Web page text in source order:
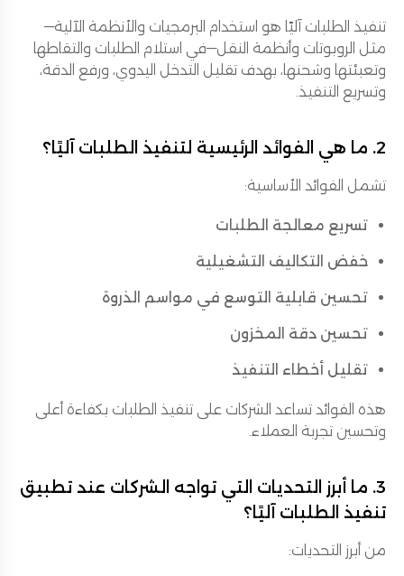
تنفيذ الطلبات آليًا هو استخدام البرمجيات والأنظمة الآلية—
مثل الروبوتات وأنظمة النقل—في استلام الطلبات والتقاطها
وتعبئتها وشحنها، بهدف تقليل التدخل اليدوي، ورفع الدقة،
وتسريع التنفيذ.
2. ما هي الفوائد الرئيسية لتنفيذ الطلبات آليًا؟
تشمل الفوائد الأساسية:
تسريع معالجة الطلبات
خفض التكاليف التشغيلية
تحسين قابلية التوسع في مواسم الذروة
تحسين دقة المخزون
تقليل أخطاء التنفيذ
هذه الفوائد تساعد الشركات على تنفيذ الطلبات بكفاءة أعلى
وتحسين تجربة العملاء.
3. ما أبرز التحديات التي تواجه الشركات عند تطبيق
تنفيذ الطلبات آليًا؟
من أبرز التحديات: